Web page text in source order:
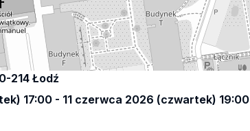
214 Łodź
17:00 - 11 czerwca 2026 (czwartek) 19:00